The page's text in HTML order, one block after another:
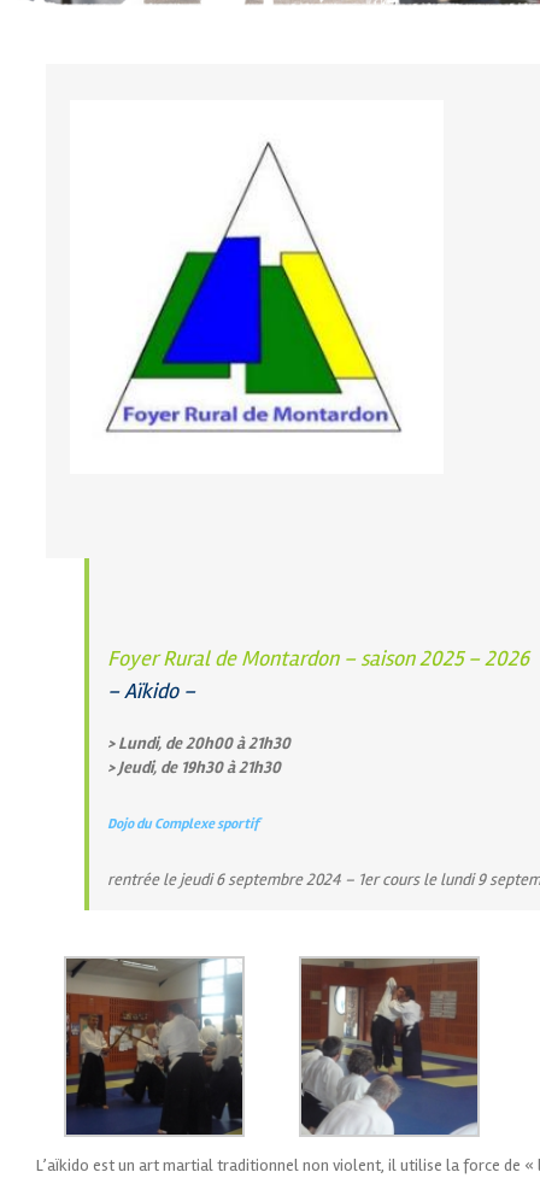
Foyer Rural de Montardon – saison 2025 – 2026
– Aïkido –
> Lundi, de 20h00 à 21h30
> Jeudi, de 19h30 à 21h30
Dojo du Complexe sportif
rentrée le jeudi 6 septembre 2024 – 1er cours le lundi 9
L’aïkido est un art martial traditionnel non violent, il utilise la force de «